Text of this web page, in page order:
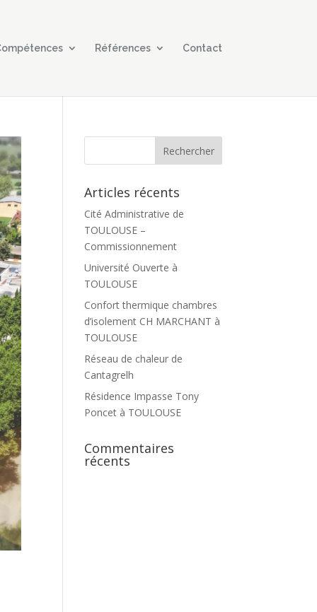
Références Contact
Articles récents
Cité Administrative de
TOULOUSE –
Commissionnement
Université Ouverte à
TOULOUSE
Confort thermique chambres
d’isolement CH MARCHANT à
TOULOUSE
Réseau de chaleur de
Cantagrelh
Résidence Impasse Tony
Poncet à TOULOUSE
Commentaires
récents